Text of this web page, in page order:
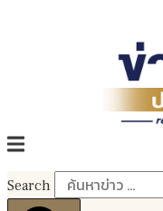
Search